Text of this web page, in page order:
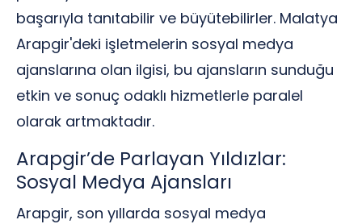
başarıyla tanıtabilir ve büyütebilirler. Malatya
Arapgir'deki işletmelerin sosyal medya
ajanslarına olan ilgisi, bu ajansların sunduğu
etkin ve sonuç odaklı hizmetlerle paralel
olarak artmaktadır.
Arapgir’de Parlayan Yıldızlar:
Sosyal Medya Ajansları
Arapgir, son yıllarda sosyal medya